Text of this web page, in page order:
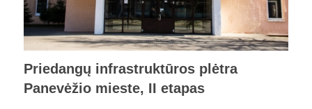
Priedangų infrastruktūros plėtra
Panevėžio mieste, II etapas